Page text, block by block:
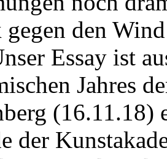
den
Essay ist
Jahres
(16.11.18)
der